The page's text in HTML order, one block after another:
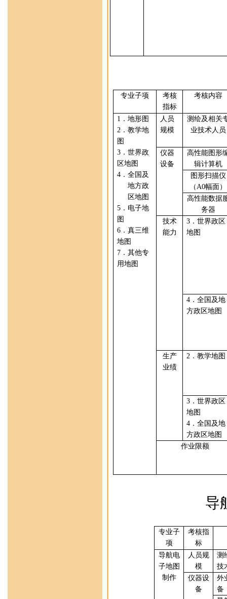
专业子项
考核
指标
考核内容
1 ．地形图
2 ．教学地
图
3 ．世界政
区地图
4 ．全国及
地方政
区地图
5 ． 电子地
图
6 ．真三维
地图
7 ．其他专
用地图
人员
规模
测绘及相关
业技术人员
仪器
设备
高性能图形
辑计算机
图形扫描仪
（ A0幅面）
高性能数据
务器
技术
能力
3 ．世界政区
地图
4 ．全国及地
方政区地图
生产
业绩
2 ．教学地图
3 ．世界政区
地图
4 ．全国及地
方政区地图
作业限额
导
专业子
项
考核指
标
导航电
子地图
制作
人员规
模
测
技
仪器设
备
外
备